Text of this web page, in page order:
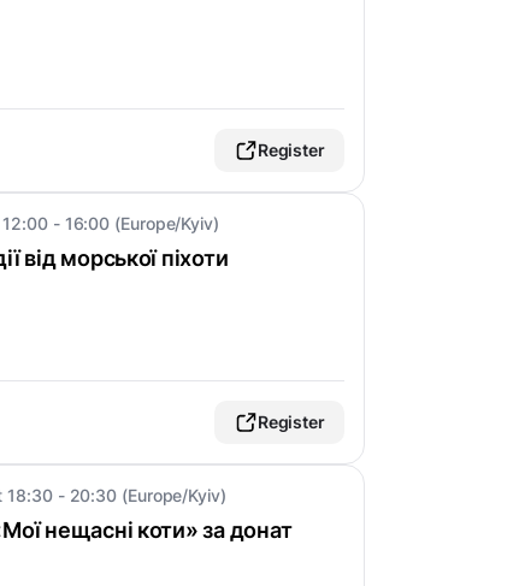
Register
- 16:00 (Europe/Kyiv)
від морської піхоти
Register
18:30 - 20:30 (Europe/Kyiv)
нещасні коти» за донат